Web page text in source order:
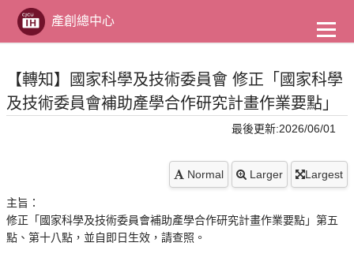
主
要
容
產創總中心
【轉知】國家科學及技術委員會 修正「國家科學
及技術委員會補助產學合作研究計畫作業要點」
最後更新:2026/06/01
Normal Larger Largest
主旨：
修正「國家科學及技術委員會補助產學合作研究計畫作業要點」第五
點、第十八點，並自即日生效，請查照。